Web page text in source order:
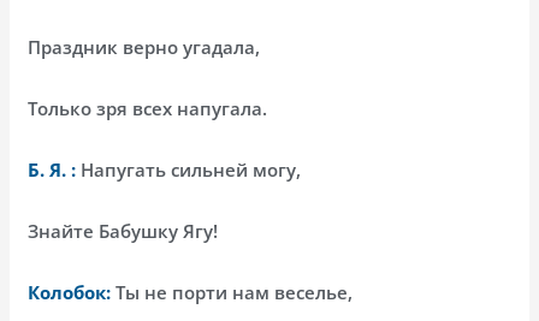
Праздник верно угадала,
Только зря всех напугала.
Б. Я. : Напугать сильней могу,
Знайте Бабушку Ягу!
Колобок:Ты не порти нам веселье,